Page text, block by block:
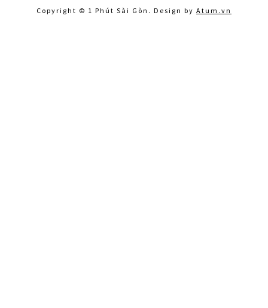
Copyright © 1 Phút Sài Gòn. Design by Atum.vn